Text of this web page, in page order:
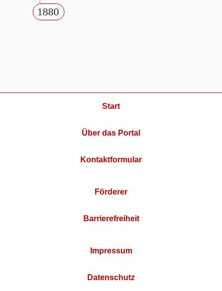
1880
Start
Über das Portal
Kontaktformular
Förderer
Barrierefreiheit
Impressum
Datenschutz